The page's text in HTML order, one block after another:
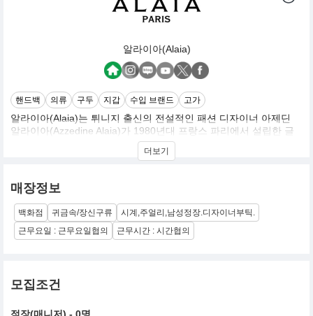
알라이아(Alaia)
핸드백 의류 구두 지갑 수입 브랜드 고가
알라이아(Alaia)는 튀니지 출신의 전설적인 패션 디자이너 아제딘
알라이아(Azzedine Alaia)가 1980년대 프랑스 파리에서 설립한 글
로벌 럭셔리 패션 하우스입니다.
재단법으로 명성을 얻었으며, 이로 인해 밀착복의 왕(King of Cling)
이라는 별명을 얻기도 했습니다. 유행을 따르기보다 정교한 가죽 공
예, 펀칭 기법, 독창적인 니트 웨어 등 고유의 장인 정신과 예술성을
강조하는 브랜드입니다.
는 크리에이티브 디렉터 피터 뮬리에(Pieter Mulier)가 브랜드를 이
끌며 고유의 정체성을 현대적으로 재해석해 이어가고 있습니다.
더보기
매장정보
백화점 귀금속/장신구류
시계,주얼리,남성정장.디자이너부틱.
근무요일 : 근무요일협의
근무시간 : 시간협의
모집조건